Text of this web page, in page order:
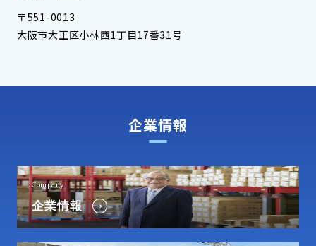
〒551-0013
大阪市大正区小林西1丁目17番31号
企業情報
Company
企業情報